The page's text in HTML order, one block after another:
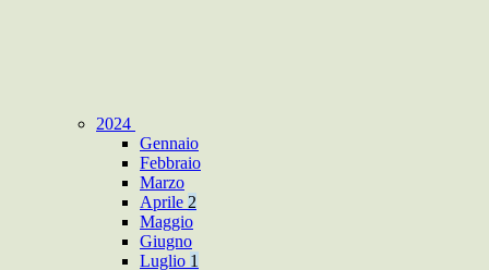
2024
Gennaio
Febbraio
Marzo
Aprile 2
Maggio
Giugno
Luglio 1